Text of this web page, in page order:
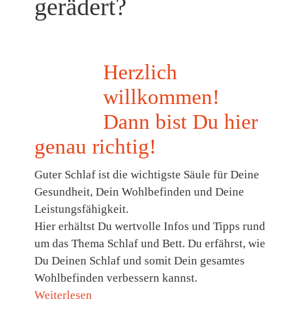
gerädert?
Herzlich
willkommen!
Dann bist Du hier
genau richtig!
Guter Schlaf ist die wichtigste Säule für Deine
Gesundheit, Dein Wohlbefinden und Deine
Leistungsfähigkeit.
Hier erhältst Du wertvolle Infos und Tipps rund
um das Thema Schlaf und Bett. Du erfährst, wie
Du Deinen Schlaf und somit Dein gesamtes
Wohlbefinden verbessern kannst.
Weiterlesen